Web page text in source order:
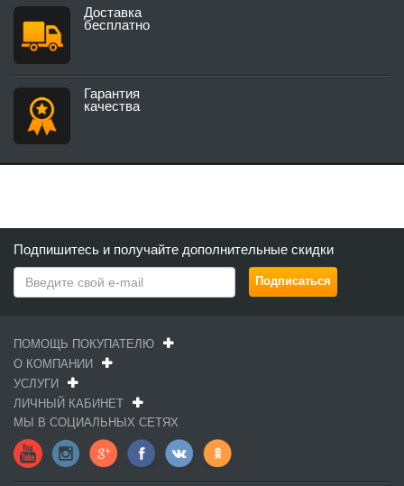
Доставка
бесплатно
Гарантия
качества
Подпишитесь и получайте дополнительные скидки
ПОМОЩЬ ПОКУПАТЕЛЮ
О КОМПАНИИ
УСЛУГИ
ЛИЧНЫЙ КАБИНЕТ
МЫ В СОЦИАЛЬНЫХ СЕТЯХ